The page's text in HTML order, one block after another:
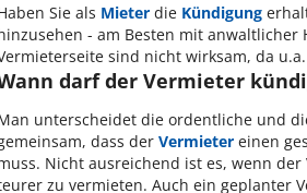
Sie als Mieter die Kündigung
- am Besten mit anwaltlicher
sind nicht wirksam, da
darf der Vermieter
unterscheidet die ordentliche und
dass der Vermieter einen
Nicht ausreichend ist es, wenn
zu vermieten. Auch ein geplanter